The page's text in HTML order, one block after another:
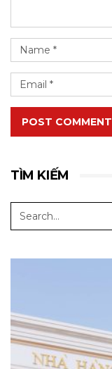
POST COMMENT
TÌM KIẾM